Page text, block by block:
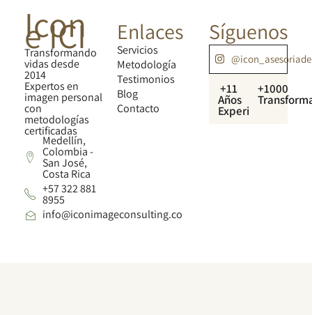
Icon
e ICI
Transformando
vidas desde
2014
Expertos en
imagen personal
con
metodologías
certificadas
Medellín,
Colombia -
San José,
Costa Rica
+57 322 881
8955
info@iconimageconsulting.co
Enlaces
Servicios
Metodología
Testimonios
Blog
Contacto
Síguenos
+11
Años
Experiencia
+1000